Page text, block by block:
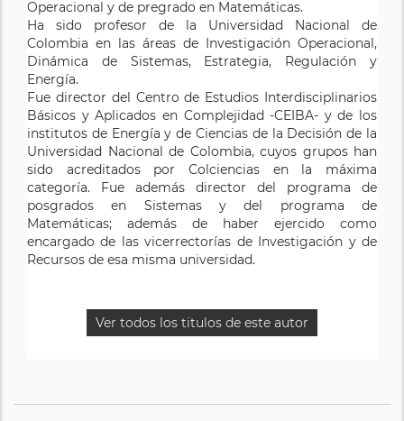
Operacional y de pregrado en Matemáticas.
Ha sido profesor de la Universidad Nacional de
Colombia en las áreas de Investigación Operacional,
Dinámica de Sistemas, Estrategia, Regulación y
Energía.
Fue director del Centro de Estudios Interdisciplinarios
Básicos y Aplicados en Complejidad -CEIBA- y de los
institutos de Energía y de Ciencias de la Decisión de la
Universidad Nacional de Colombia, cuyos grupos han
sido acreditados por Colciencias en la máxima
categoría. Fue además director del programa de
posgrados en Sistemas y del programa de
Matemáticas; además de haber ejercido como
encargado de las vicerrectorías de Investigación y de
Recursos de esa misma universidad.
Ver todos los titulos de este autor